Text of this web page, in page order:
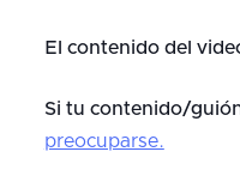
El contenido del
Si tu contenido/
preocuparse.